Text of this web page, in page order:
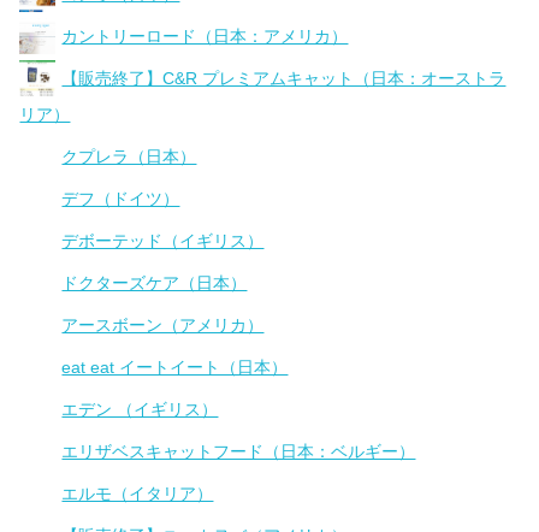
カントリーロード（日本：アメリカ）
【販売終了】C&R プレミアムキャット（日本：オーストラ
リア）
クプレラ（日本）
デフ（ドイツ）
デボーテッド（イギリス）
ドクターズケア（日本）
アースボーン（アメリカ）
eat eat イートイート（日本）
エデン （イギリス）
エリザベスキャットフード（日本：ベルギー）
エルモ（イタリア）